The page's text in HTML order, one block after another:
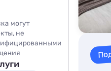
могут
не